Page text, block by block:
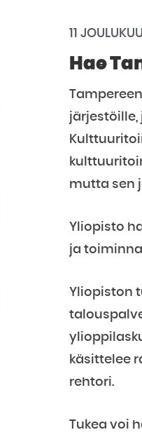
11
Hae
mutta sen
Yliopisto
ja
Yliopiston
käsittelee
rehtori.
Tukea voi